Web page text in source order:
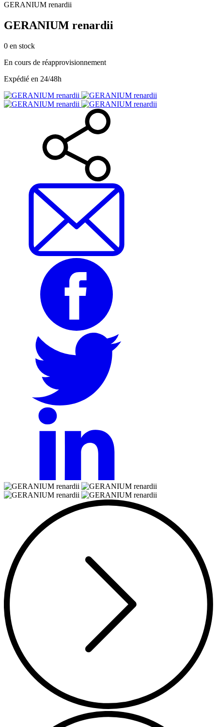
GERANIUM renardii
GERANIUM renardii
0 en stock
En cours de réapprovisionnement
Expédié en 24/48h